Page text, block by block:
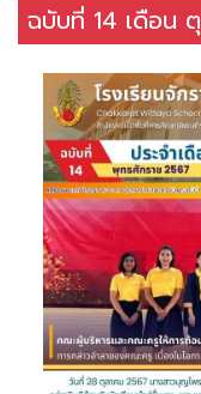
ฉบับที่ 14 เดือน